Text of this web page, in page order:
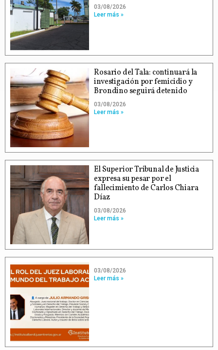
03/08/2026
Leer más »
Rosario del Tala: continuará la
investigación por femicidio y
Brondino seguirá detenido
03/08/2026
Leer más »
El Superior Tribunal de Justicia
expresa su pesar por el
fallecimiento de Carlos Chiara
Díaz
03/08/2026
Leer más »
03/08/2026
Leer más »